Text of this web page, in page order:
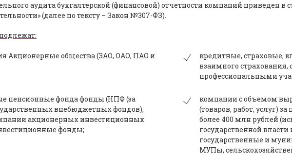
аудита бухгалтерской (финансовой) отчетности компаний приведен в
(далее по тексту – Закон №307-ФЗ).
Акционерные общества (ЗАО, ОАО, ПАО и
кредитные, страховые,
взаимного
профессиональными
пенсионные фонда фонды (НПФ (за
внебюджетных фондов),
акционерных инвестиционных
фонды;
компании с объемом
(товаров, работ, услуг)
более 400 млн рублей
государственной
государственные и
МУПы,